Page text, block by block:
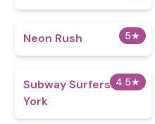
5★
Neon Rush
4.5★
Subway Surfers New
York